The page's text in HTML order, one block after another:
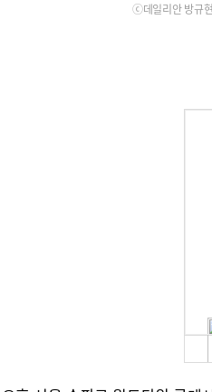
ⓒ데일리안 방규